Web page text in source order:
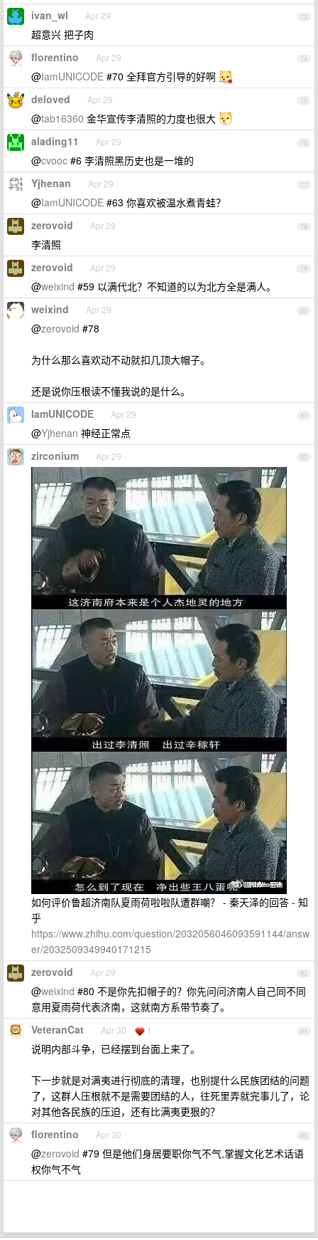
73
ivan_wl Apr 29
超意兴 把子肉
74
florentino Apr 29
@IamUNICODE #70 全拜官方引导的好啊
75
deloved Apr 29
@tab16360 金华宣传李清照的力度也很大
76
alading11 Apr 29
@cvooc #6 李清照黑历史也是一堆的
77
Yjhenan Apr 29
@IamUNICODE #63 你喜欢被温水煮青蛙？
78
zerovoid Apr 29
李清照
79
zerovoid Apr 29
@weixind #59 以满代北？不知道的以为北方全是满人。
80
weixind Apr 29
@zerovoid #78
为什么那么喜欢动不动就扣几顶大帽子。
还是说你压根读不懂我说的是什么。
81
IamUNICODE Apr 29
@Yjhenan 神经正常点
82
zirconium Apr 29
如何评价鲁超济南队夏雨荷啦啦队遭群嘲？ - 秦天泽的回答 - 知
乎
https://www.zhihu.com/question/2032056046093591144/answ
er/2032509349940171215
83
zerovoid Apr 29
@weixind #80 不是你先扣帽子的？你先问问济南人自己同不同
意用夏雨荷代表济南，这就南方系带节奏了。
84
VeteranCat Apr 30 1
说明内部斗争，已经摆到台面上来了。
下一步就是对满夷进行彻底的清理，也别提什么民族团结的问题
了，这群人压根就不是需要团结的人，往死里弄就完事儿了，论
对其他各民族的压迫，还有比满夷更狠的？
85
florentino Apr 30
@zerovoid #79 但是他们身居要职你气不气,掌握文化艺术话语
权你气不气